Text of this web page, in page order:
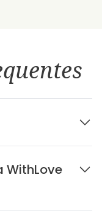
WithLove